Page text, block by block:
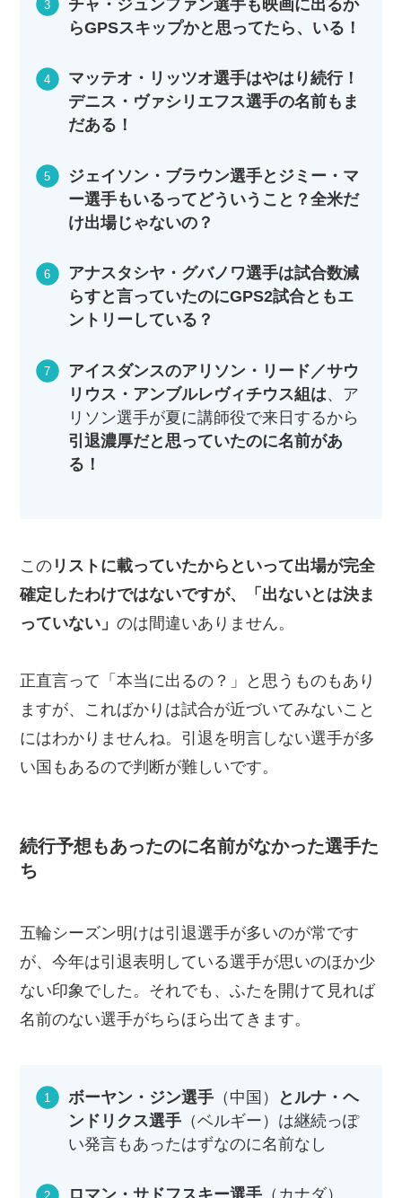
チャ・ジュンファン選手も映画に出るか
らGPSスキップかと思ってたら、いる！
マッテオ・リッツオ選手はやはり続行！
デニス・ヴァシリエフス選手の名前もま
だある！
ジェイソン・ブラウン選手とジミー・マ
ー選手もいるってどういうこと？全米だ
け出場じゃないの？
アナスタシヤ・グバノワ選手は試合数減
らすと言っていたのにGPS2試合ともエ
ントリーしている？
アイスダンスのアリソン・リード／サウ
リウス・アンブルレヴィチウス組は、ア
リソン選手が夏に講師役で来日するから
引退濃厚だと思っていたのに名前があ
る！
この リストに載っていたからといって出場が完全
確定したわけではないですが、「出ないとは決ま
っていない」のは間違いありません。
正直言って「本当に出るの？」と思うものもあり
ますが、こればかりは試合が近づいてみないこと
にはわかりませんね。引退を明言しない選手が多
い国もあるので判断が難しいです。
続行予想もあったのに名前がなかった選手た
ち
五輪シーズン明けは引退選手が多いのが常です
が、今年は引退表明している選手が思いのほか少
ない印象でした。それでも、ふたを開けて見れば
名前のない選手がちらほら出てきます。
ボーヤン・ジン選手 （中国）
とルナ・ヘ
ンドリクス選手 （ベルギー）は継続っぽ
い発言もあったはずなのに名前なし